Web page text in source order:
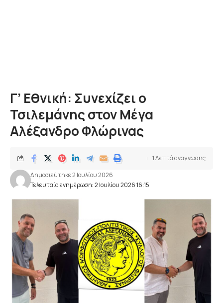
Γ’ Εθνική: Συνεχίζει ο
Τσιλεμάνης στον Μέγα
Αλέξανδρο Φλώρινας
Τελευταία ενημέρωση: 2 Ιουλίου 2026 16:15
Δημοσιεύτηκε 2 Ιουλίου 2026
1 Λεπτά αναγνωσης